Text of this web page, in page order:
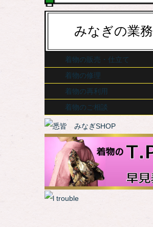
みなぎの業務
着物の販売・仕立て
着物の修理
着物の再利用
着物のご相談